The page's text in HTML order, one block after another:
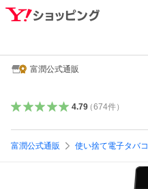
富潤公式通販
4.79（674件）
富潤公式通販 使い捨て電子タバコ